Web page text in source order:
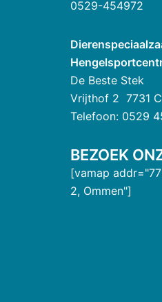
0529-454972
De Beste Stek
Vrijthof 2 7731
Telefoon: 0529
BEZOEK
[vamap
2, Ommen"]